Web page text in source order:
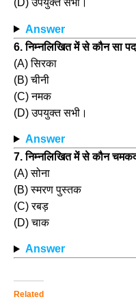
(D) उपयुक्त सभी।
Answer
6. निम्नलिखित में से कौन सा
(A) सिरका
(B) चीनी
(C) नमक
(D) उपयुक्त सभी।
Answer
7. निम्नलिखित में से कौन
(A) सोना
(B) स्मरण पुस्तक
(C) रबड़
(D) चाक
Answer
Related